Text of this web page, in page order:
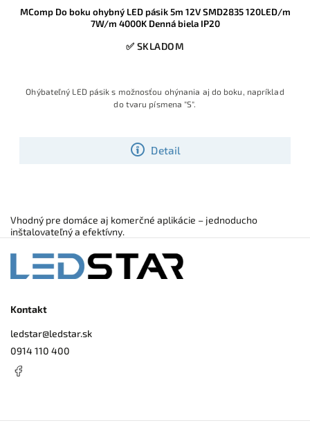
MComp Do boku ohybný LED pásik 5m 12V SMD2835 120LED/m
7W/m 4000K Denná biela IP20
✅ SKLADOM
Detail
Ohýbateľný LED pásik s možnosťou ohýnania aj do boku, napríklad
do tvaru písmena "S".
Vhodný pre domáce aj komerčné aplikácie – jednoducho
inštalovateľný a efektívny.
Kontakt
ledstar@ledstar.sk
0914 110 400